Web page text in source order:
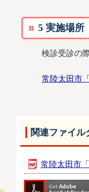
5 実施場所
検診受診の
常陸太田市
関連ファイル
常陸太田市